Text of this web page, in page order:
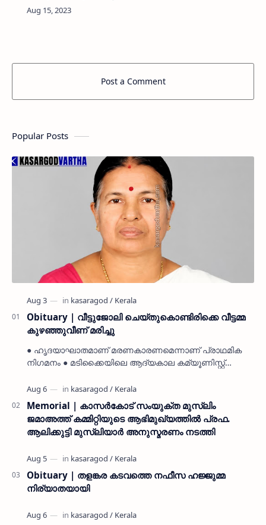
ഡോ. എ ഇജാസ് അഹ്മദും മംഗ്‌ളുറു ജപ്പുവിലെ
Post a Comment
Popular Posts
Obituary | വീട്ടുജോലി ചെയ്തുകൊണ്ടിരിക്കെ വീട്ടമ്മ
കുഴഞ്ഞുവീണ് മരിച്ചു
● ഹൃദയാഘാതമാണ് മരണകാരണമെന്നാണ് പ്രാഥമിക
നിഗമനം ● മടിക്കൈയിലെ ആദ്യകാല കമ്യൂണിസ്റ്റ്
മകളാണ് ● വിവരമറിഞ്ഞ് ജനപ്ര…
Memorial | കാസർകോട് സംയുക്ത മുസ്ലിം
ജമാഅത്ത് കമ്മിറ്റിയുടെ ആഭിമുഖ്യത്തിൽ പ്രഫ.
ആലിക്കുട്ടി മുസ്ലിയാർ അനുസ്മരണം നടത്തി
Obituary | തളങ്കര കടവത്തെ നഫീസ ഹജ്ജുമ്മ
നിര്യാതയായി